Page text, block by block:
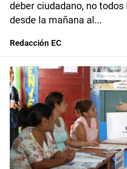
deber ciudadano, no
desde la mañana al...
Redacción EC